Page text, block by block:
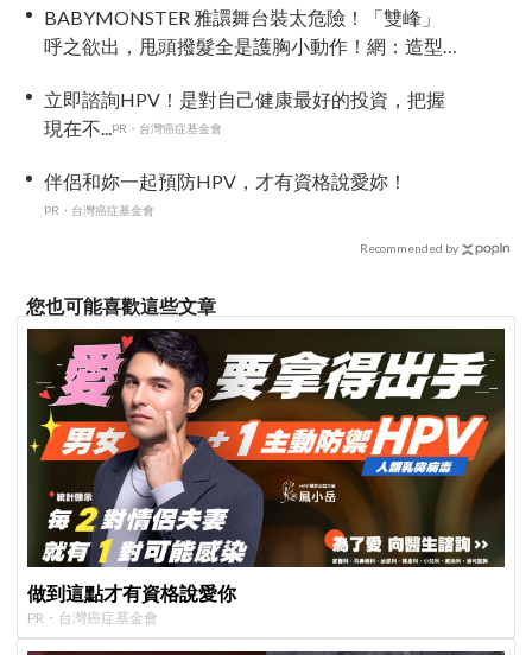
BABYMONSTER 雅譞舞台裝太危險！「雙峰」
呼之欲出，甩頭撥髮全是護胸小動作！網：造型
立即諮詢HPV！是對自己健康最好的投資，把握
現在不...PR・台灣癌症基金會
伴侶和妳一起預防HPV，才有資格說愛妳！
PR・台灣癌症基金會
Recommended by
您也可能喜歡這些文章
做到這點才有資格說愛你
PR・台灣癌症基金會